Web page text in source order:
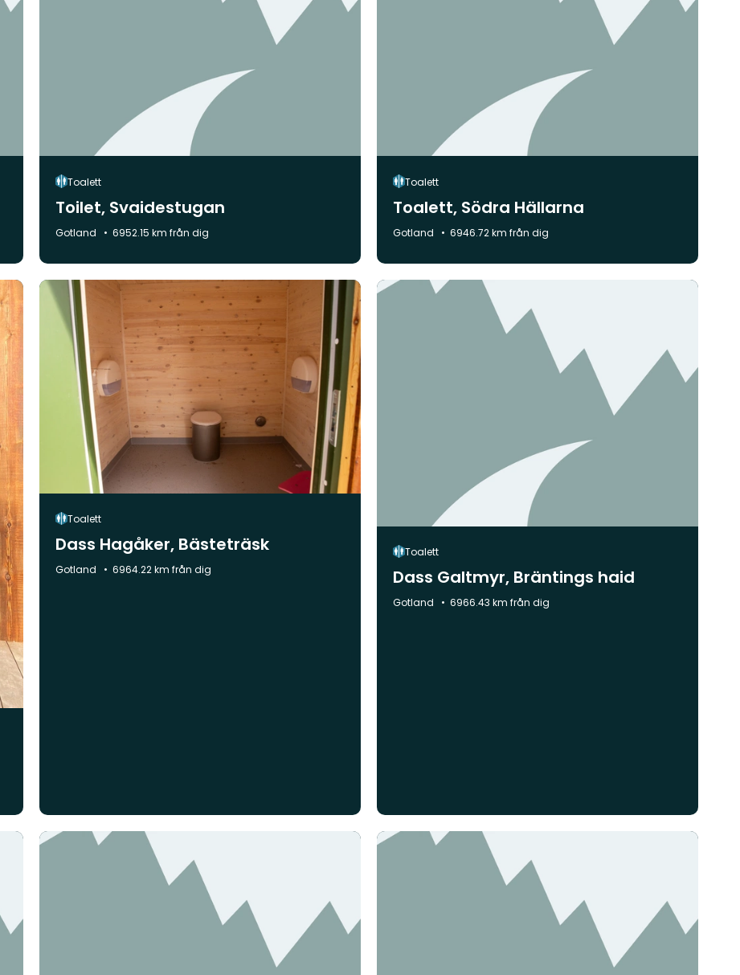
Toalett
Toilet, Svaidestugan
Kommun:
Gotland 6952.15 km från dig
Toalett
Toalett, Södra Hällarna
Kommun:
Gotland 6946.72 km från dig
Toalett
Dass Hagåker, Bästeträsk
Kommun:
Gotland 6964.22 km från dig
Toalett
Dass Galtmyr, Bräntings haid
Kommun:
Gotland 6966.43 km från dig